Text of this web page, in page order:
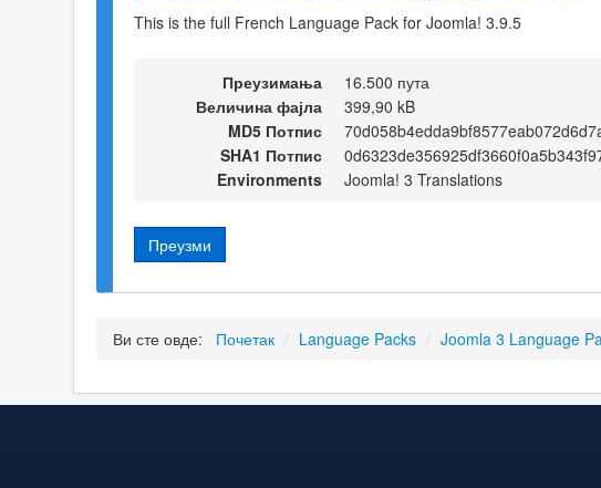
This is the full French Language Pack for Joomla! 3.9.5
Преузимања
16.500 пута
Величина фајла
399,90 kB
MD5 Потпис
SHA1 Потпис
Environments
Joomla! 3 Translations
Преузми
Ви сте овде: Почетак / Language Packs / Joomla 3 Language